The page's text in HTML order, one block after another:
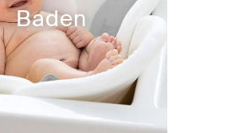
Baden